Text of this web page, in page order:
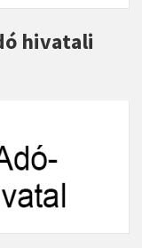
hivatali